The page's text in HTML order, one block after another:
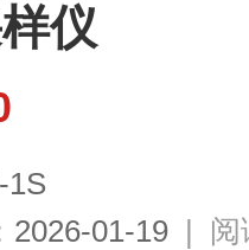
仪
1S
2026-01-19 | 阅